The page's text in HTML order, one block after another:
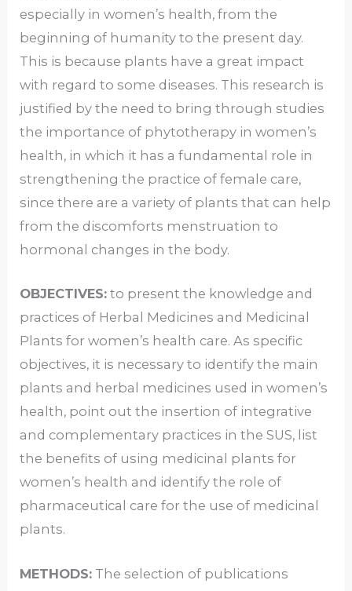
especially in women’s health, from the
beginning of humanity to the present day.
This is because plants have a great impact
with regard to some diseases. This research is
justified by the need to bring through studies
the importance of phytotherapy in women’s
health, in which it has a fundamental role in
strengthening the practice of female care,
since there are a variety of plants that can help
from the discomforts menstruation to
hormonal changes in the body.
OBJECTIVES: to present the knowledge and
practices of Herbal Medicines and Medicinal
Plants for women’s health care. As specific
objectives, it is necessary to identify the main
plants and herbal medicines used in women’s
health, point out the insertion of integrative
and complementary practices in the SUS, list
the benefits of using medicinal plants for
women’s health and identify the role of
pharmaceutical care for the use of medicinal
plants.
METHODS: The selection of publications